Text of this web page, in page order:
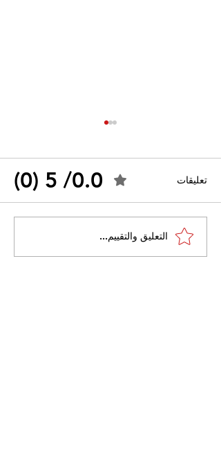
القضاء الإداري يقضي بحل
نقابة "كنابست"
تعليقات 0.0/ 5 (0)
التعليق والتقييم...